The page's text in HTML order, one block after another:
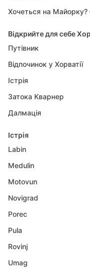
Хочеться на Майорку?
Відкрийте для себе
Путівник
Відпочинок у Хорватії
Істрія
Затока Кварнер
Далмація
Істрія
Labin
Medulin
Motovun
Novigrad
Porec
Pula
Rovinj
Umag